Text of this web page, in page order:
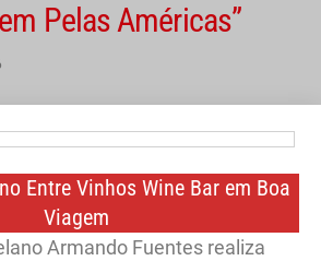
Pelas Américas”
Entre Vinhos Wine Bar em Boa
Viagem
Armando Fuentes realiza